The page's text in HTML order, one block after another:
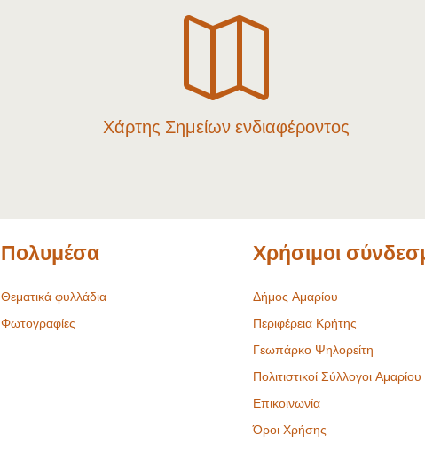

Χάρτης Σημείων ενδιαφέροντος
Πολυμέσα
Θεματικά φυλλάδια
Φωτογραφίες
Χρήσιμοι
Δήμος Αμαρίου
Περιφέρεια Κρήτης
Γεωπάρκο Ψηλορείτη
Πολιτιστικοί Σύλλογοι Αμαρίου
Επικοινωνία
Όροι Χρήσης